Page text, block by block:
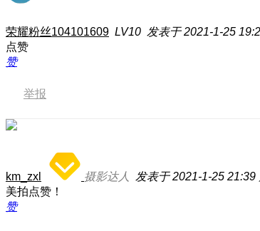
荣耀粉丝104101609 LV10 发表于 2021-1-25
点赞
赞
举报
km_zxl 摄影达人 发表于 2021-1-25 21:39
美拍点赞！
赞